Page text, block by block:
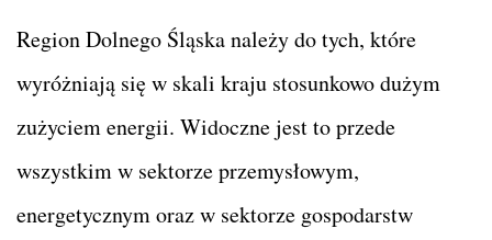
Region Dolnego Śląska należy do tych, które
wyróżniają się w skali kraju stosunkowo dużym
zużyciem energii. Widoczne jest to przede
wszystkim w sektorze przemysłowym,
energetycznym oraz w sektorze gospodarstw